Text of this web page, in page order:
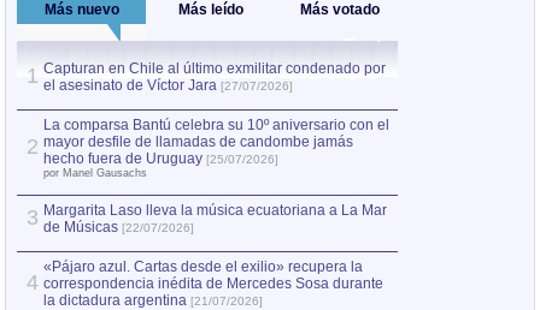
Más nuevo Más leído Más votado
1 Capturan en Chile al último exmilitar condenado por
el asesinato de Víctor Jara [27/07/2026]
2
La comparsa Bantú celebra su 10º aniversario con el
mayor desfile de llamadas de candombe jamás
hecho fuera de Uruguay [25/07/2026]
por Manel Gausachs
3 Margarita Laso lleva la música ecuatoriana a La Mar
de Músicas [22/07/2026]
4
«Pájaro azul. Cartas desde el exilio» recupera la
correspondencia inédita de Mercedes Sosa durante
la dictadura argentina [21/07/2026]